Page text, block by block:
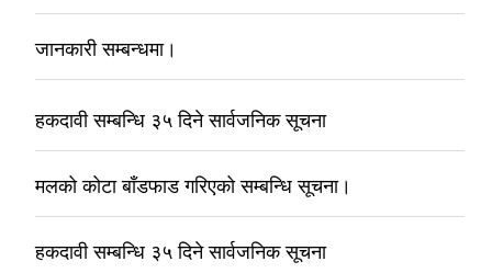
जानकारी सम्बन्धमा।
हकदावी सम्बन्धि ३५ दिने सार्वजनिक सूचना
मलको कोटा बाँडफाड गरिएको सम्बन्धि सूचना।
हकदावी सम्बन्धि ३५ दिने सार्वजनिक सूचना